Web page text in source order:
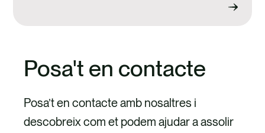
Posa't en contacte
Posa’t en contacte amb nosaltres i
descobreix com et podem ajudar a assolir